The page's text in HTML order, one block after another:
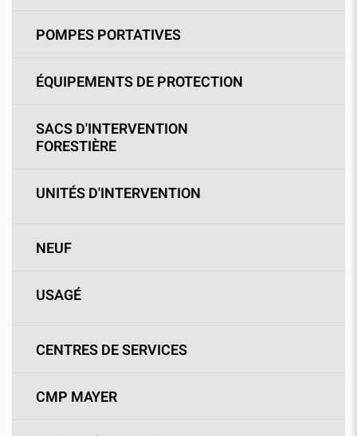
POMPES PORTATIVES
ÉQUIPEMENTS DE PROTECTION
SACS D'INTERVENTION
FORESTIÈRE
UNITÉS D'INTERVENTION
NEUF
USAGÉ
CENTRES DE SERVICES
CMP MAYER